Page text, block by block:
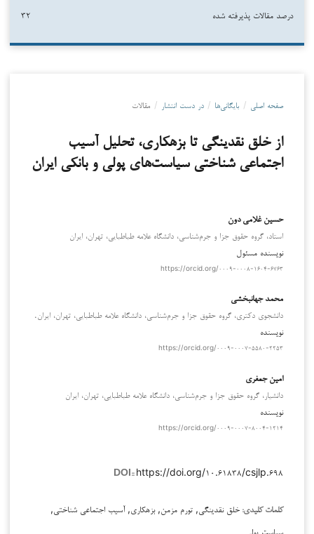
درصد مقالات پذیرفته شده ۳۲
صفحه اصلی / بایگانی‌ها / در دست انتشار / مقالات
از خلق نقدینگی تا بزهکاری، تحلیل آسیب
اجتماعی شناختی سیاست‌های پولی و بانکی ایران
حسین غلامی دون
استاد، گروه حقوق جزا و جرم‌شناسی، دانشگاه علامه طباطبایی، تهران، ایران
نویسنده مسئول
https://orcid.org/۰۰۰۹-۰۰۰۸-۱۶۰۴-۶۷۶۳
محمد جهانبخشی
دانشجوی دکتری، گروه حقوق جزا و جرم‌شناسی، دانشگاه علامه طباطبایی، تهران، ایران.
نویسنده
https://orcid.org/۰۰۰۹-۰۰۰۷-۵۵۸۰-۲۲۵۳
امین جعفری
دانشیار، گروه حقوق جزا و جرم‌شناسی، دانشگاه علامه طباطبایی، تهران، ایران
نویسنده
https://orcid.org/۰۰۰۹-۰۰۰۷-۸۰۰۴-۱۲۱۴
DOI:: https://doi.org/۱۰.۶۱۸۳۸/csjlp.۶۹۸
کلمات کلیدی: خلق نقدینگی, تورم مزمن, بزهکاری, آسیب اجتماعی شناختی,
سیاست پولی